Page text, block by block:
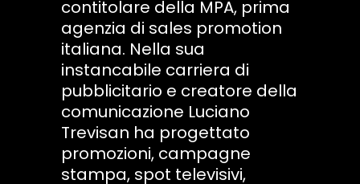
contitolare della MPA, prima
agenzia di sales promotion
italiana. Nella sua
instancabile carriera di
pubblicitario e creatore della
comunicazione Luciano
Trevisan ha progettato
promozioni, campagne
stampa, spot televisivi,